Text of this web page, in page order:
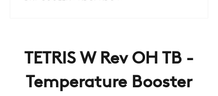
TETRIS W Rev OH TB -
Temperature Booster